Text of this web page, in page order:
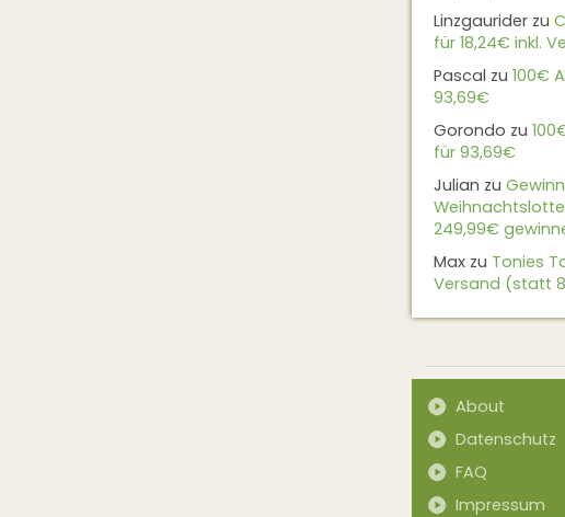
Linzgaurider zu
für 18,24€ inkl.
Pascal zu 100€
93,69€
Gorondo zu
für 93,69€
Julian zu
249,99€
Max zu Tonies
Versand (statt
About
Datenschutz
FAQ
Impressum